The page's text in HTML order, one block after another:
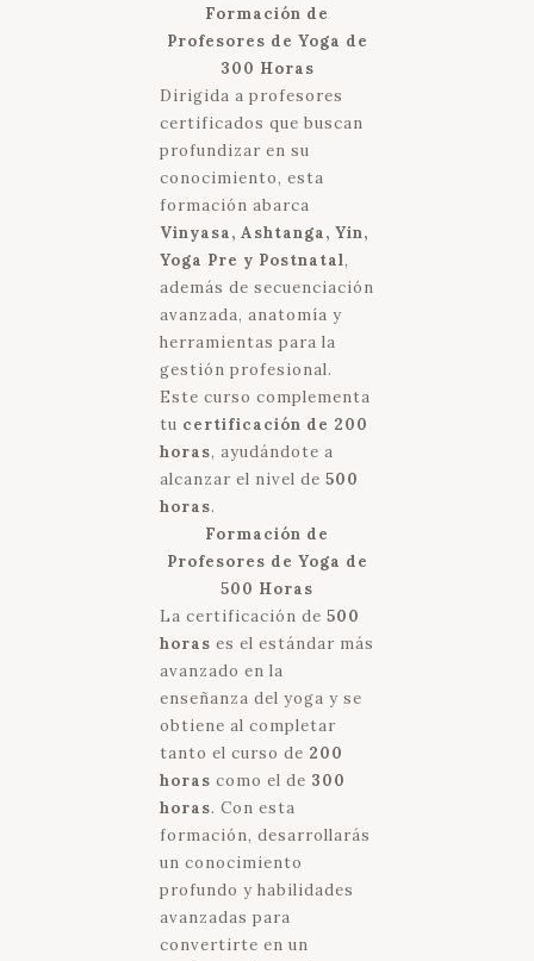
Formación de
Profesores de Yoga de
300 Horas
Dirigida a profesores
certificados que buscan
profundizar en su
conocimiento, esta
formación abarca
Vinyasa, Ashtanga, Yin,
Yoga Pre y Postnatal,
además de secuenciación
avanzada, anatomía y
herramientas para la
gestión profesional.
Este curso complementa
tu certificación de 200
horas, ayudándote a
alcanzar el nivel de 500
horas.
Formación de
Profesores de Yoga de
500 Horas
La certificación de 500
horas es el estándar más
avanzado en la
enseñanza del yoga y se
obtiene al completar
tanto el curso de 200
horas como el de 300
horas. Con esta
formación, desarrollarás
un conocimiento
profundo y habilidades
avanzadas para
convertirte en un